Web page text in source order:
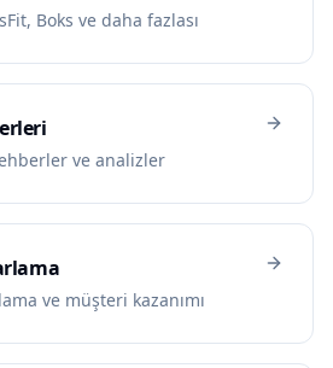
Boks ve daha fazlası
ve analizler
ve müşteri kazanımı